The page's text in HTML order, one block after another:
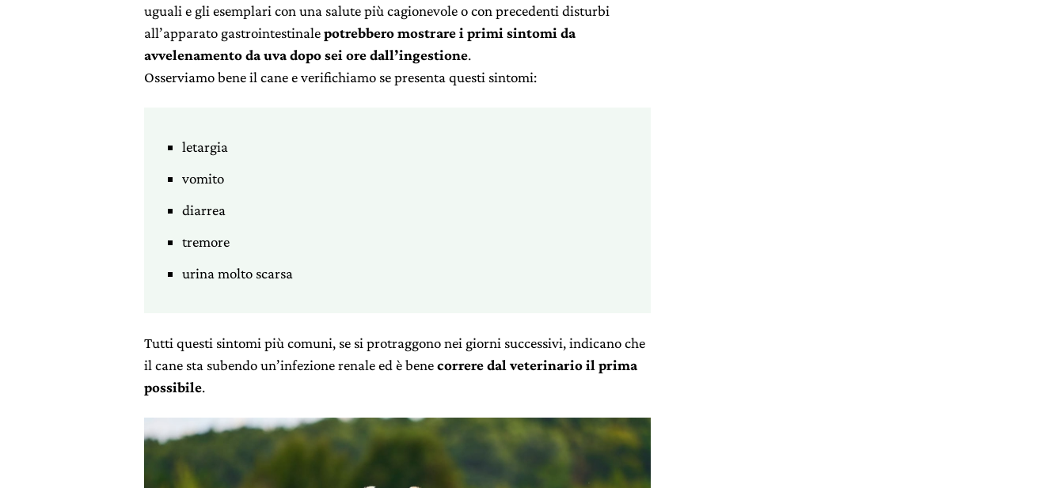
uguali e gli esemplari con una salute più cagionevole o con precedenti disturbi
all’apparato gastrointestinalepotrebbero mostrare i primi sintomi da
avvelenamento da uva dopo sei ore dall’ingestione.
Osserviamo bene il cane e verifichiamo se presenta questi sintomi:
letargia
vomito
diarrea
tremore
urina molto scarsa
Tutti questi sintomi più comuni, se si protraggono nei giorni successivi, indicano che
il cane sta subendo un’infezione renale ed è benecorrere dal veterinario il prima
possibile.